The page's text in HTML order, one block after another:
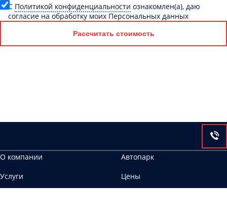
C Политикой конфиденциальности ознакомлен(а), даю
согласие на обработку моих Персональных данных
Рассчитать стоимость
О компании
Автопарк
Услуги
Цены